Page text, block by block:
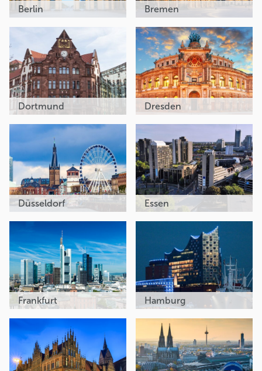
Berlin Bremen
Dortmund Dresden
Düsseldorf Essen
Frankfurt Hamburg